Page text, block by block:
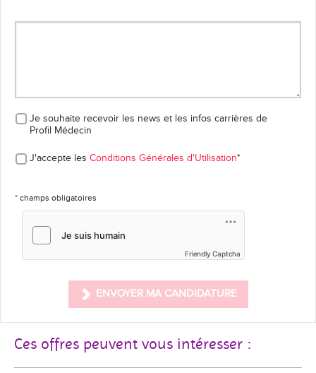
Je souhaite recevoir les news et les infos carrières de
Profil Médecin
J'accepte les Conditions Générales d'Utilisation*
* champs obligatoires
Friendly Captcha
ENVOYER MA CANDIDATURE
Ces offres peuvent vous intéresser :